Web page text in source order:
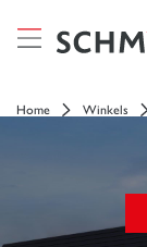
Home Winkels